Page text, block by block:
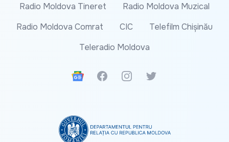
Radio Moldova Tineret
Radio Moldova Muzical
Radio Moldova Comrat
CIC
Telefilm Chișinău
Teleradio Moldova
Google News
FacebookInstagramTwitter